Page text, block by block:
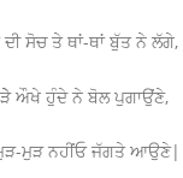
ਸੋਚ ਤੇ ਥਾਂ-ਥਾਂ ਬੁੱਤ ਨੇ ਲੱਗੇ,
ਔਖੇ ਹੁੰਦੇ ਨੇ ਬੋਲ ਪੁਗਾਉਂਣੇ,
ਮੁੜ ਨਹੀਂਓ ਜੱਗਤੇ ਆਉਣੇ|